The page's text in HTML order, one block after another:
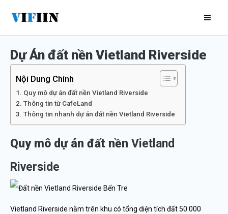
nội
dungDự Án đất nền Vietland Riverside
Nội Dung Chính
Quy mô dự án đất nền Vietland Riverside
Thông tin từ CafeLand
Thông tin nhanh dự án đất nền Vietland Riverside
Quy mô dự án đất nền Vietland
Riverside
Vietland Riverside nằm trên khu có tổng diện tích đất 50.000